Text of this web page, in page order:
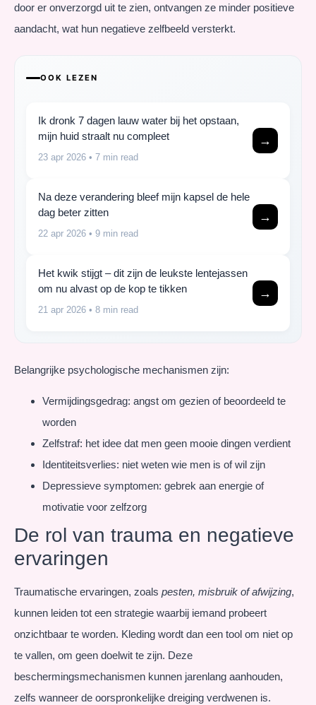
door er onverzorgd uit te zien, ontvangen ze minder positieve
aandacht, wat hun negatieve zelfbeeld versterkt.
OOK LEZEN
Ik dronk 7 dagen lauw water bij het opstaan,
mijn huid straalt nu compleet
23 apr 2026 • 7 min read
→
Na deze verandering bleef mijn kapsel de hele
dag beter zitten
22 apr 2026 • 9 min read
→
Het kwik stijgt – dit zijn de leukste lentejassen
om nu alvast op de kop te tikken
21 apr 2026 • 8 min read
→
Belangrijke psychologische mechanismen zijn:
Vermijdingsgedrag: angst om gezien of beoordeeld te
worden
Zelfstraf: het idee dat men geen mooie dingen verdient
Identiteitsverlies: niet weten wie men is of wil zijn
Depressieve symptomen: gebrek aan energie of
motivatie voor zelfzorg
De rol van trauma en negatieve
ervaringen
Traumatische ervaringen, zoals pesten, misbruik of afwijzing,
kunnen leiden tot een strategie waarbij iemand probeert
onzichtbaar te worden. Kleding wordt dan een tool om niet op
te vallen, om geen doelwit te zijn. Deze
beschermingsmechanismen kunnen jarenlang aanhouden,
zelfs wanneer de oorspronkelijke dreiging verdwenen is.